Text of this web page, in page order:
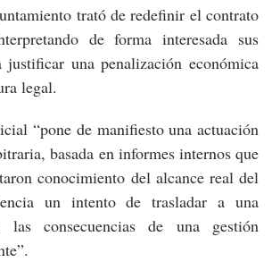
trató de redefinir el contrato
de forma interesada sus
justificar una penalización económica
legal.
“pone de manifiesto una actuación
basada en informes internos que
conocimiento del alcance real del
un intento de trasladar a una
las consecuencias de una gestión